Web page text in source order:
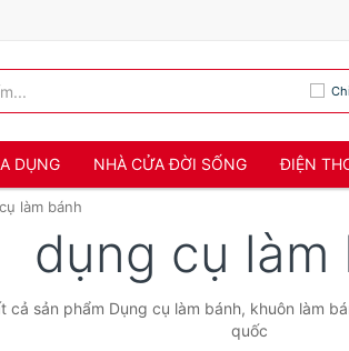
DỤNG NHÀ CỬA ĐỜI SỐNG ĐIỆN
làm bánh
dụng cụ làm
cả sản phẩm Dụng cụ làm bánh, khuôn làm
quốc